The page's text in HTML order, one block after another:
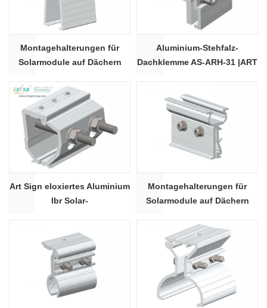
Montagehalterungen für
Solarmodule auf Dächern
Aluminium-Stehfalz-
Dachklemme AS-ARH-31 |ART
Art Sign eloxiertes Aluminium
Ibr Solar-
Montagehalterungen für
Solarmodule auf Dächern